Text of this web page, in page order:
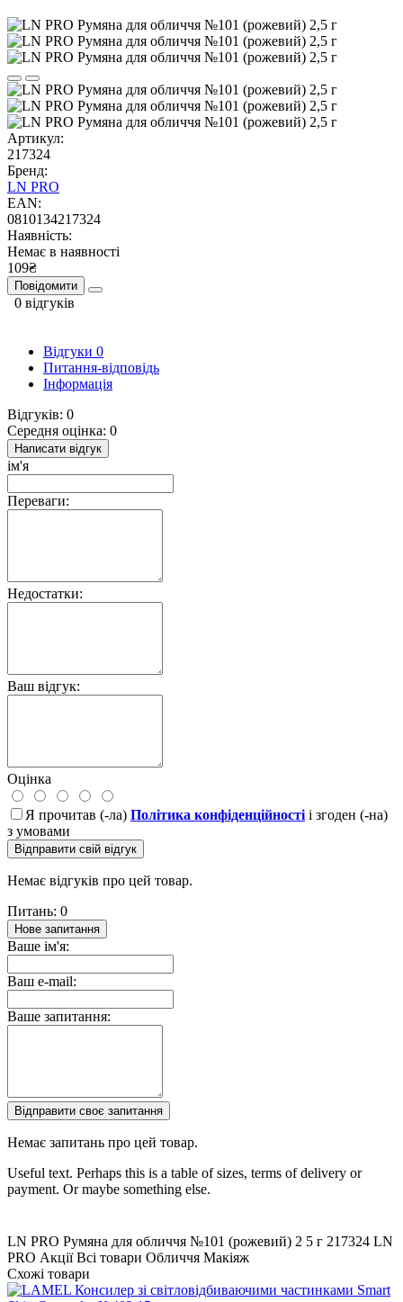
Артикул:
217324
Бренд:
LN PRO
EAN:
0810134217324
Наявність:
Немає в наявності
109₴
Повідомити
0 відгуків
Відгуки 0
Питання-відповідь
Інформація
Відгуків: 0
Середня оцінка: 0
Написати відгук
ім'я
Переваги:
Недостатки:
Ваш відгук:
Оцінка
Я прочитав (-ла) Політика конфіденційності і згоден (-на)
з умовами
Відправити свій відгук
Немає відгуків про цей товар.
Питань: 0
Нове запитання
Ваше ім'я:
Ваш e-mail:
Ваше запитання:
Відправити своє запитання
Немає запитань про цей товар.
Useful text. Perhaps this is a table of sizes, terms of delivery or
payment. Or maybe something else.
LN PRO Румяна для обличчя №101 (рожевий) 2 5 г 217324 LN
PRO Акції Всі товари Обличчя Макіяж
Схожі товари